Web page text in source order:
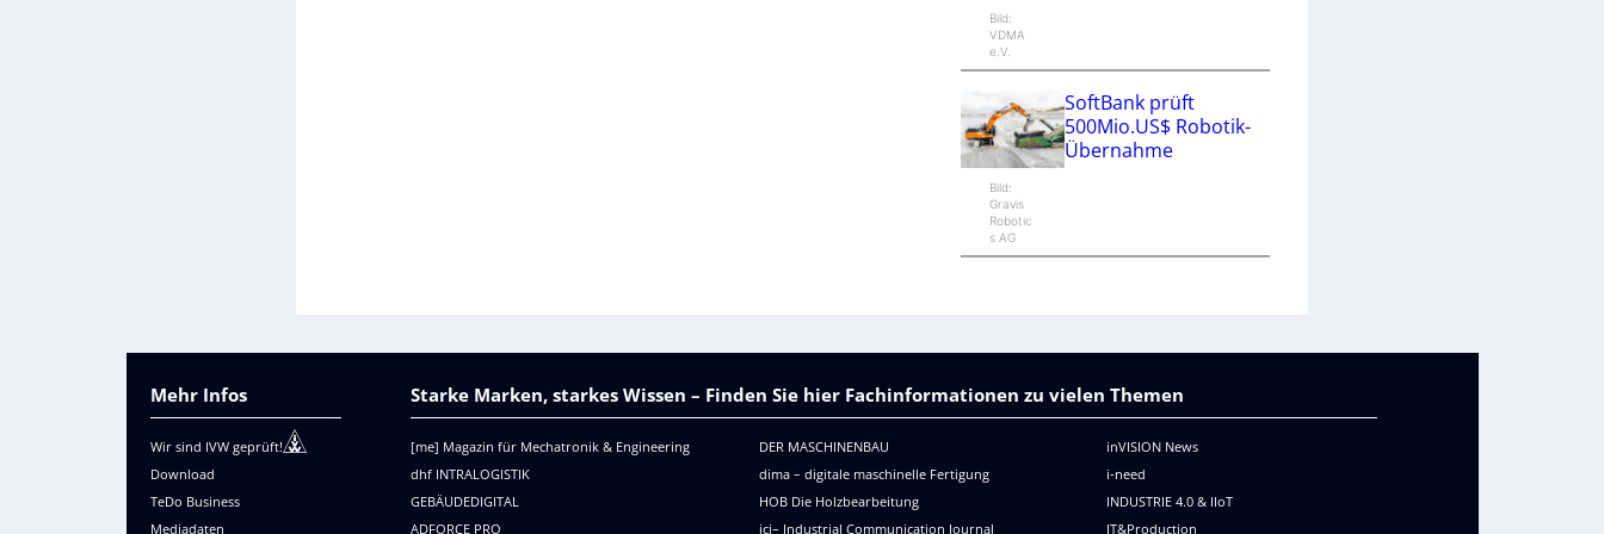
Bild:
VDMA
e.V.
Bild:
Gravis
Robotic
s AG
SoftBank prüft
500Mio.US$ Robotik-
Übernahme
Mehr Infos
Wir sind IVW geprüft!
Download
TeDo Business
Mediadaten
Starke Marken, starkes Wissen – Finden Sie hier Fachinformationen zu vielen Themen
[me] Magazin für Mechatronik & Engineering
dhf INTRALOGISTIK
GEBÄUDEDIGITAL
ADFORCE PRO
DER MASCHINENBAU
dima – digitale maschinelle Fertigung
HOB Die Holzbearbeitung
icj– Industrial Communication Journal
inVISION News
i-need
INDUSTRIE 4.0 & IIoT
IT&Production